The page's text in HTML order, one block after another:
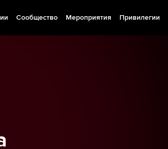
Сообщество Мероприятия Привилегии